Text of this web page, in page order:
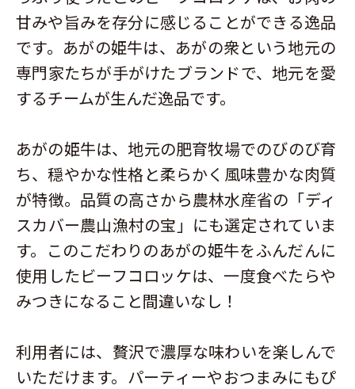
甘みや旨みを存分に感じることができる逸品
です。あがの姫牛は、あがの衆という地元の
専門家たちが手がけたブランドで、地元を愛
するチームが生んだ逸品です。
あがの姫牛は、地元の肥育牧場でのびのび育
ち、穏やかな性格と柔らかく風味豊かな肉質
が特徴。品質の高さから農林水産省の「ディ
スカバー農山漁村の宝」にも選定されていま
す。このこだわりのあがの姫牛をふんだんに
使用したビーフコロッケは、一度食べたらや
みつきになること間違いなし！
利用者には、贅沢で濃厚な味わいを楽しんで
いただけます。パーティーやおつまみにもぴ